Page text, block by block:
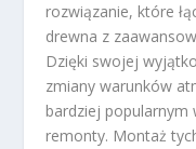
rozwiązanie, które
drewna z
Dzięki swojej
zmiany warunków
bardziej
remonty. Montaż